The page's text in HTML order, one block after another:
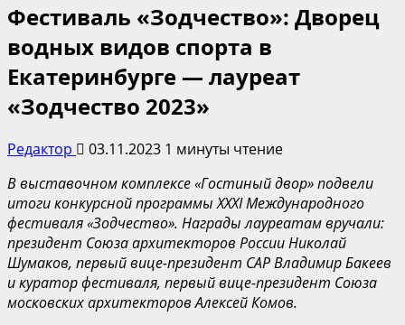
Фестиваль «Зодчество»: Дворец
водных видов спорта в
Екатеринбурге — лауреат
«Зодчество 2023»
Редактор 03.11.2023 1 минуты чтение
В выставочном комплексе «Гостиный двор» подвели
итоги конкурсной программы XXXI Международного
фестиваля «Зодчество». Награды лауреатам вручали:
президент Союза архитекторов России Николай
Шумаков, первый вице-президент САР ВладимирБакеев
и куратор фестиваля, первый вице-президент Союза
московских архитекторов Алексей Комов.